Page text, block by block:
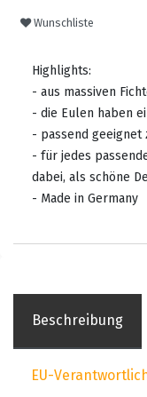
Wunschliste
Highlights:
- aus massiven
- die Eulen haben
- passend geeignet
- für jedes
dabei, als schöne
- Made in Germany
Beschreibung
EU-